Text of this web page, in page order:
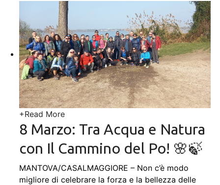
+Read More
8 Marzo: Tra Acqua e Natura
con Il Cammino del Po! 🌸🍃
MANTOVA/CASALMAGGIORE – Non c’è modo
migliore di celebrare la forza e la bellezza delle